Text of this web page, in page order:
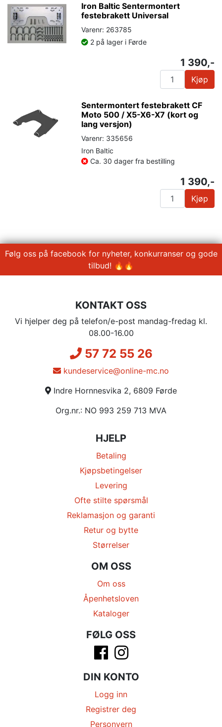
Iron Baltic Sentermontert
festebrakett Universal
Varenr: 263785
2 på lager i Førde
1 390,-
Kjøp
Sentermontert festebrakett CF
Moto 500 / X5-X6-X7 (kort og
lang versjon)
Varenr: 335656
Iron Baltic
Ca. 30 dager fra bestilling
1 390,-
Kjøp
Følg oss på facebook for nyheter, konkurranser og gode
tilbud! 🔥🔥
KONTAKT OSS
Vi hjelper deg på telefon/e-post mandag-fredag kl.
08.00-16.00
57 72 55 26
kundeservice@online-mc.no
Indre Hornnesvika 2, 6809 Førde
Org.nr.: NO 993 259 713 MVA
HJELP
Betaling
Kjøpsbetingelser
Levering
Ofte stilte spørsmål
Reklamasjon og garanti
Retur og bytte
Størrelser
OM OSS
Om oss
Åpenhetsloven
Kataloger
FØLG OSS
DIN KONTO
Logg inn
Registrer deg
Personvern